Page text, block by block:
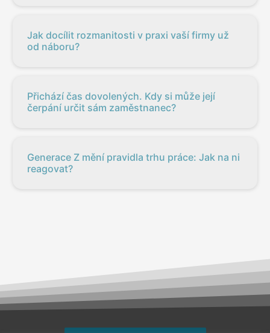
Jak docílit rozmanitosti v praxi vaší firmy už
od náboru?
Přichází čas dovolených. Kdy si může její
čerpání určit sám zaměstnanec?
Generace Z mění pravidla trhu práce: Jak na ni
reagovat?